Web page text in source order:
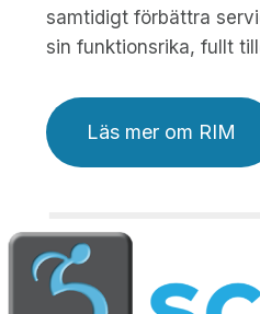
samtidigt förbättra
sin funktionsrika, fullt
Läs mer om RIM